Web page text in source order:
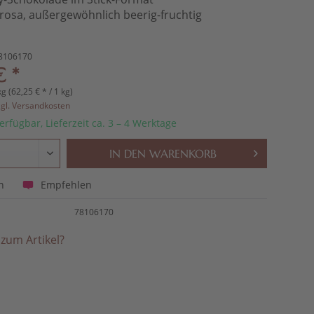
außergewöhnlich beerig-fruchtig
*
(62,25 € * / 1 kg)
Versandkosten
Lieferzeit ca. 3 – 4 Werktage
IN DEN WARENKORB
Empfehlen
78106170
Artikel?